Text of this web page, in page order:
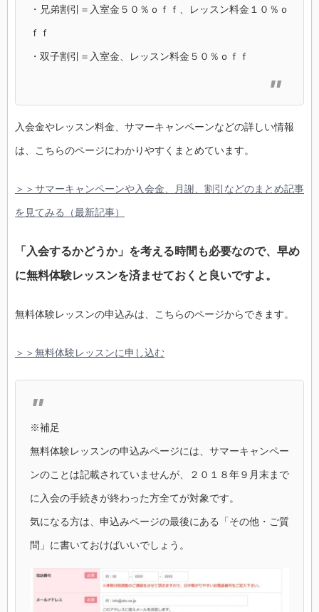
・兄弟割引＝入室金５０％ｏｆｆ、レッスン料金１０％ｏ
ｆｆ
・双子割引＝入室金、レッスン料金５０％ｏｆｆ
入会金やレッスン料金、サマーキャンペーンなどの詳しい情報
は、こちらのページにわかりやすくまとめています。
＞＞サマーキャンペーンや入会金、月謝、割引などのまとめ記事
を見てみる（最新記事）
「入会するかどうか」を考える時間も必要なので、早め
に無料体験レッスンを済ませておくと良いですよ。
無料体験レッスンの申込みは、こちらのページからできます。
＞＞無料体験レッスンに申し込む
※補足
無料体験レッスンの申込みページには、サマーキャンペー
ンのことは記載されていませんが、２０１８年９月末まで
に入会の手続きが終わった方全てが対象です。
気になる方は、申込みページの最後にある「その他・ご質
問」に書いておけばいいでしょう。